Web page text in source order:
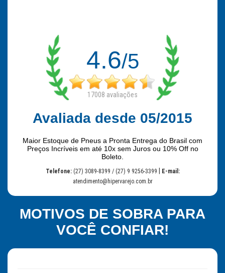
4.6/5
17008 avaliações
Avaliada desde 05/2015
Maior Estoque de Pneus a Pronta Entrega do Brasil com
Preços Incríveis em até 10x sem Juros ou 10% Off no
Boleto.
Telefone: (27) 3089-8399 / (27) 9 9256-3399
E-mail:
atendimento@hipervarejo.com.br
MOTIVOS DE SOBRA PARA
VOCÊ CONFIAR!